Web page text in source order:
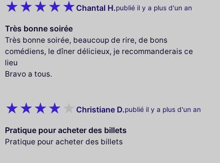
Chantal H.publié il y a plus d'un an
Très bonne soirée
Très bonne soirée, beaucoup de rire, de bons
comédiens, le dîner délicieux, je recommanderais ce
lieu
Bravo a tous.
Christiane D.publié il y a plus d'un an
Pratique pour acheter des billets
Pratique pour acheter des billets